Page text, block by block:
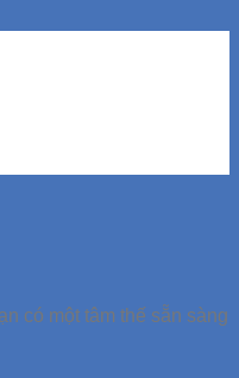
có một tâm thế sẵn sàng